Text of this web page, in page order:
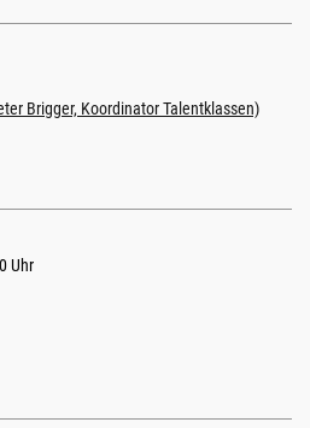
Brigger, Koordinator Talentklassen)
Uhr